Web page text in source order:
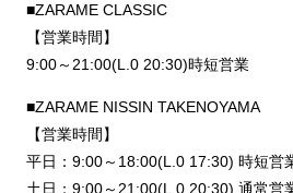
■ZARAME CLASSIC
【営業時間】
9:00～21:00(L.0 20:30)時短営業
■ZARAME NISSIN TAKENOYAMA
【営業時間】
平日：9:00～18:00(L.0 17:30) 時短営
土日：9:00～21:00(L.0 20:30) 通常営